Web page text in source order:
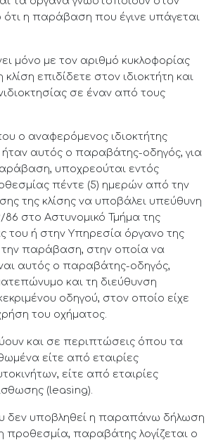
η παράβαση που έγινε υπάγεται
μόνο με τον αριθμό κυκλοφορίας
επιδίδετε στον ιδιοκτήτη και
σε έναν από τους
ο αναφερόμενος ιδιοκτήτης
ήταν αυτός ο παραβάτης-οδηγός, για
υποχρεούται εντός
πέντε (5) ημερών από την
της κλίσης να υποβάλει υπεύθυνη
86 στο Αστυνομικό Τμήμα της
του ή στην Υπηρεσία όργανο της
παράβαση, στην οποία να
αυτός ο παραβάτης-οδηγός,
και τη διεύθυνση
οδηγού, στον οποίο είχε
του οχήματος.
και σε περιπτώσεις όπου τα
είτε από εταιρίες
είτε από εταιρίες
(leasing).
δεν υποβληθεί η παραπάνω δήλωση
προθεσμία, παραβάτης λογίζεται ο